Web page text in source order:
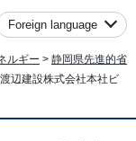
Foreign language
ルギー > 静岡県先進的省
辺建設株式会社本社ビ